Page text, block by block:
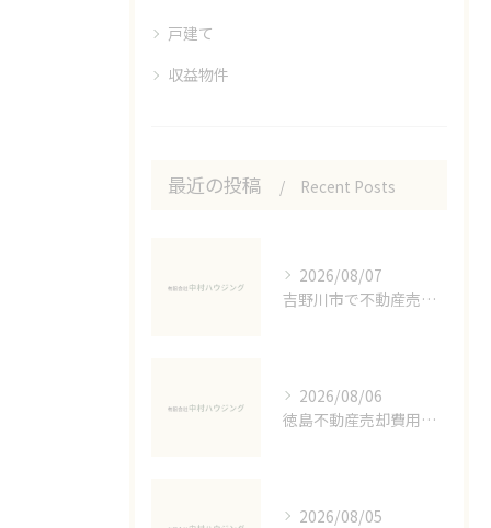
戸建て
収益物件
最近の投稿 Recent Posts
2026/08/07
吉野川市で不動産売却に必要な書類準備術
2026/08/06
徳島不動産売却費用の実態解説
2026/08/05